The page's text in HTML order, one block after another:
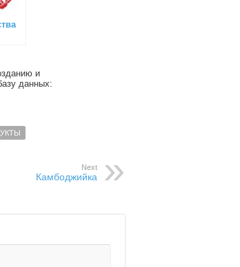
и
данных:
Next
Камбоджийка